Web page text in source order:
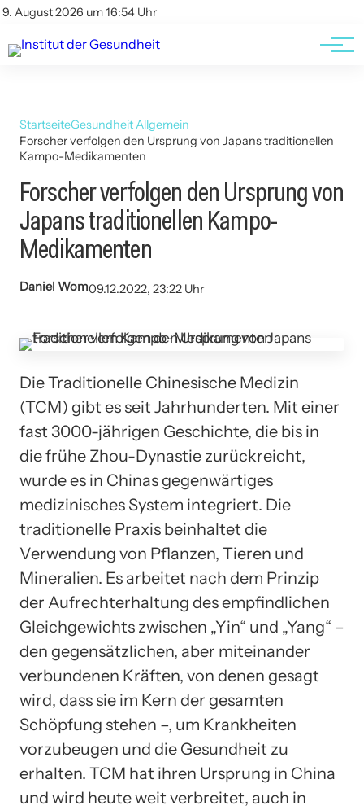
9. August 2026 um 16:54 Uhr
Kontakt
Kontakt
AGBs
StartseiteGesundheit Allgemein
Forscher verfolgen den Ursprung von Japans traditionellen
Kampo-Medikamenten
Forscher verfolgen den Ursprung von
Japans traditionellen Kampo-
Medikamenten
Daniel Wom09.12.2022, 23:22 Uhr
Die Traditionelle Chinesische Medizin
(TCM) gibt es seit Jahrhunderten. Mit einer
fast 3000-jährigen Geschichte, die bis in
die frühe Zhou-Dynastie zurückreicht,
wurde es in Chinas gegenwärtiges
medizinisches System integriert. Die
traditionelle Praxis beinhaltet die
Verwendung von Pflanzen, Tieren und
Mineralien. Es arbeitet nach dem Prinzip
der Aufrechterhaltung des empfindlichen
Gleichgewichts zwischen „Yin“ und „Yang“ –
den gegensätzlichen, aber miteinander
verbundenen Kräften, von denen gesagt
wird, dass sie im Kern der gesamten
Schöpfung stehen –, um Krankheiten
vorzubeugen und die Gesundheit zu
erhalten. TCM hat ihren Ursprung in China
und wird heute weit verbreitet, auch in